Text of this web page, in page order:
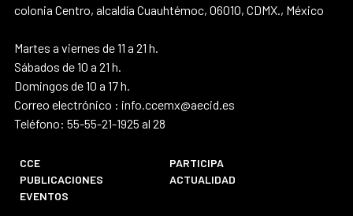
colonia Centro, alcaldía Cuauhtémoc, 06010, CDMX., México
Martes a viernes de 11 a 21 h.
Sábados de 10 a 21 h.
Domingos de 10 a 17 h.
Correo electrónico : info.ccemx@aecid.es
Teléfono: 55-55-21-1925 al 28
CCE
PARTICIPA
PUBLICACIONES
ACTUALIDAD
EVENTOS